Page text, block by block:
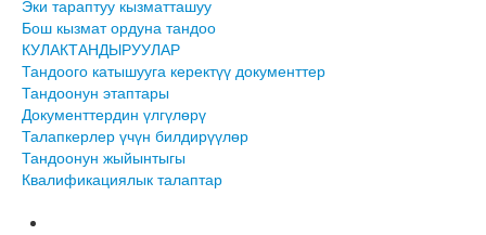
Эки тараптуу кызматташуу
Бош кызмат ордуна тандоо
КУЛАКТАНДЫРУУЛАР
Тандоого катышууга керектүү документтер
Тандоонун этаптары
Документтердин үлгүлөрү
Талапкерлер үчүн билдирүүлөр
Тандоонун жыйынтыгы
Квалификациялык талаптар